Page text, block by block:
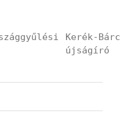
Kerék-
újságíró